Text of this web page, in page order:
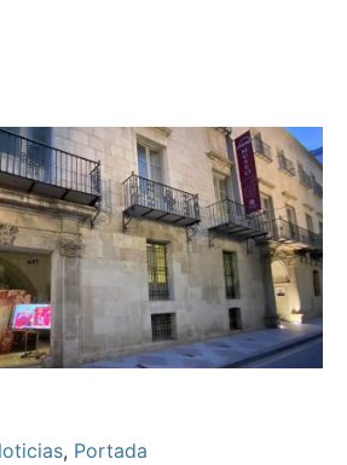
, Portada